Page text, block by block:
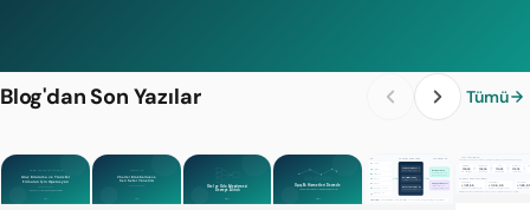
Blog'dan Son Yazılar Tümü